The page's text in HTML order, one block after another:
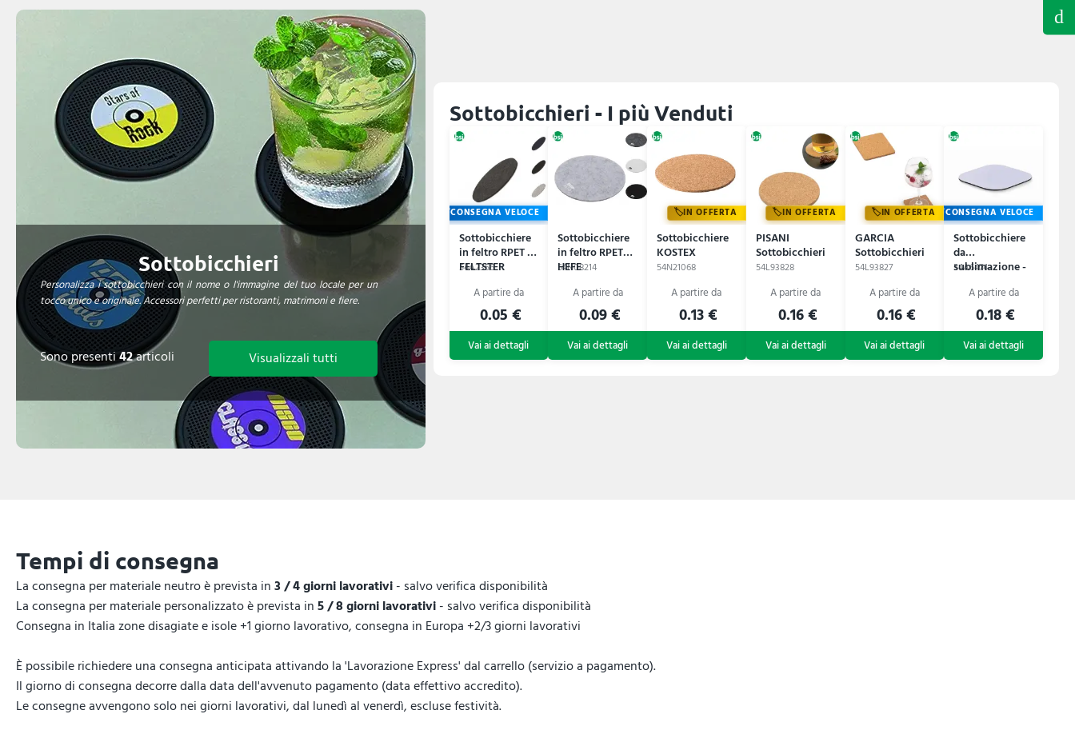
Sottobicchieri
Personalizza i sottobicchieri con il nome o l'immagine del tuo locale per un
tocco unico e originale. Accessori perfetti per ristoranti, matrimoni e fiere.
Sono presenti42articoli Visualizzali tutti
Sottobicchieri - I più Venduti
CONSEGNA VELOCE
Sottobicchiere
in feltro RPET -
FELTSTER
54A2356
0.05 €
Sottobicchiere
in feltro RPET
HEFE
54N08214
0.09 €
IN OFFERTA
Sottobicchiere
KOSTEX
54N21068
0.13 €
IN OFFERTA
PISANI
Sottobicchieri
54L93828
0.16 €
IN OFFERTA
GARCIA
Sottobicchieri
54L93827
0.16 €
CONSEGNA VELOCE
Sottobicchiere
da
sublimazione -
54A6474
0.18 €
Tempi di consegna
La consegna per materiale neutro è prevista in3 / 4 giorni lavorativi- salvo verifica disponibilità
La consegna per materiale personalizzato è prevista in5 / 8 giorni lavorativi- salvo verifica disponibilità
Consegna in Italia zone disagiate e isole +1 giorno lavorativo, consegna in Europa +2/3 giorni lavorativi
È possibile richiedere una consegna anticipata attivando la 'Lavorazione Express' dal carrello (servizio a pagamento).
Il giorno di consegna decorre dalla data dell'avvenuto pagamento (data effettivo accredito).
Le consegne avvengono solo nei giorni lavorativi, dal lunedì al venerdì, escluse festività.